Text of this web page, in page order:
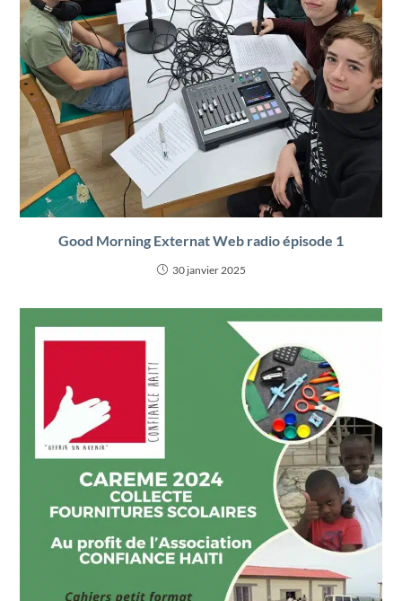
Good Morning Externat Web radio épisode 1
30 janvier 2025